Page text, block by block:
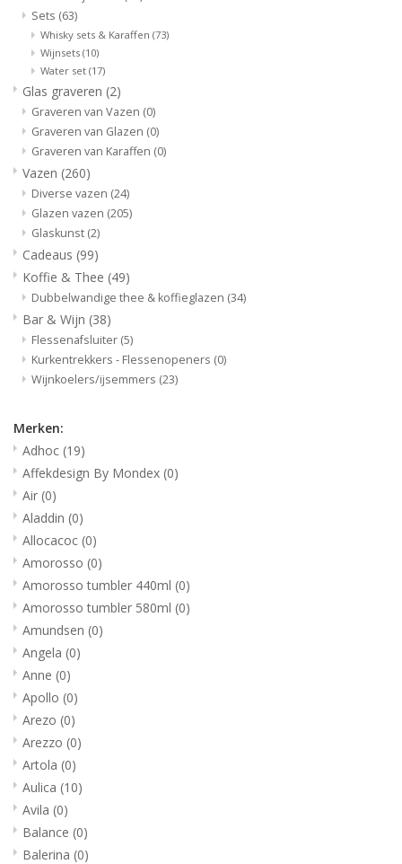
Sets (63)
Whisky sets & Karaffen (73)
Wijnsets (10)
Water set (17)
Glas graveren (2)
Graveren van Vazen (0)
Graveren van Glazen (0)
Graveren van Karaffen (0)
Vazen (260)
Diverse vazen (24)
Glazen vazen (205)
Glaskunst (2)
Cadeaus (99)
Koffie & Thee (49)
Dubbelwandige thee & koffieglazen (34)
Bar & Wijn (38)
Flessenafsluiter (5)
Kurkentrekkers - Flessenopeners (0)
Wijnkoelers/ijsemmers (23)
Merken:
Adhoc (19)
Affekdesign By Mondex (0)
Air (0)
Aladdin (0)
Allocacoc (0)
Amorosso (0)
Amorosso tumbler 440ml (0)
Amorosso tumbler 580ml (0)
Amundsen (0)
Angela (0)
Anne (0)
Apollo (0)
Arezo (0)
Arezzo (0)
Artola (0)
Aulica (10)
Avila (0)
Balance (0)
Balerina (0)